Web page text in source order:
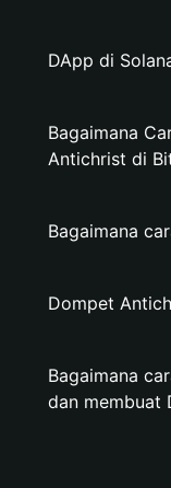
DApp di
Bagaimana
Antichrist di
Bagaimana
Dompet
Bagaimana
dan membuat